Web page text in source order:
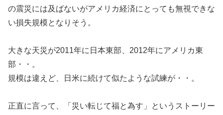
の震災には及ばないがアメリカ経済にとっても無視できな
い損失規模となりそう。
大きな天災が2011年に日本東部、2012年にアメリカ東
部・・。
規模は違えど、日米に続けて似たような試練が・・。
正直に言って、「災い転じて福と為す」というストーリー